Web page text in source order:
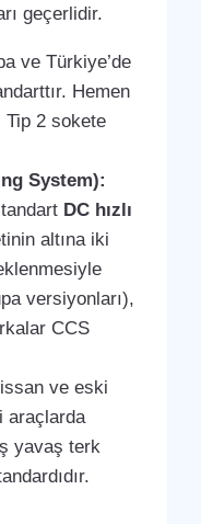
geçerlidir.
ve Türkiye’de
Hemen
Tip 2 sokete
System):
DC hızlı
altına iki
versiyonları),
CCS
ve eski
araçlarda
yavaş terk